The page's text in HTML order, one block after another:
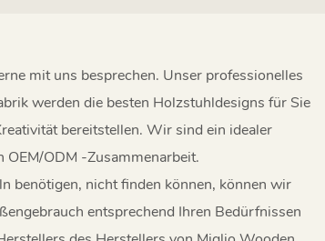
mit uns besprechen. Unser professionelles
werden die besten Holzstuhldesigns für Sie
bereitstellen. Wir sind ein idealer
ODM -Zusammenarbeit.
benötigen, nicht finden können, können wir
entsprechend Ihren Bedürfnissen